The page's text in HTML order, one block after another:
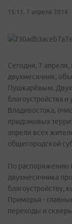
15:11, 7 апреля 2014
Сегодня, 7 апреля,
двухмесячник,
Пушкарёвым.
благоустройства
Владивостока,
придомовых
апреля всех
общегородской
По распоряжению
двухмесячника
благоустройству,
Приморья -
переходы и